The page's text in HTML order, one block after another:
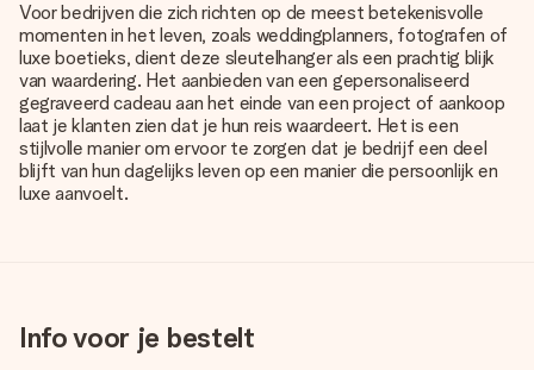
Voor bedrijven die zich richten op de meest betekenisvolle
momenten in het leven, zoals weddingplanners, fotografen of
luxe boetieks, dient deze sleutelhanger als een prachtig blijk
van waardering. Het aanbieden van een gepersonaliseerd
gegraveerd cadeau aan het einde van een project of aankoop
laat je klanten zien dat je hun reis waardeert. Het is een
stijlvolle manier om ervoor te zorgen dat je bedrijf een deel
blijft van hun dagelijks leven op een manier die persoonlijk en
luxe aanvoelt.
Info voor je bestelt